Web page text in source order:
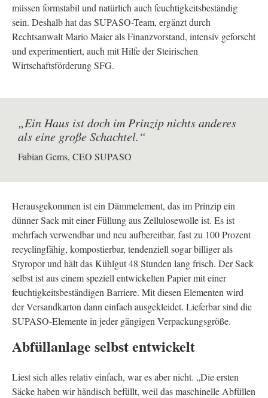
müssen formstabil und natürlich auch feuchtigkeitsbeständig
sein. Deshalb hat das SUPASO-Team, ergänzt durch
Rechtsanwalt Mario Maier als Finanzvorstand, intensiv geforscht
und experimentiert, auch mit Hilfe der Steirischen
Wirtschaftsförderung SFG.
„Ein Haus ist doch im Prinzip nichts anderes
als eine große Schachtel.“
Fabian Gems, CEO SUPASO
Herausgekommen ist ein Dämmelement, das im Prinzip ein
dünner Sack mit einer Füllung aus Zellulosewolle ist. Es ist
mehrfach verwendbar und neu aufbereitbar, fast zu 100 Prozent
recyclingfähig, kompostierbar, tendenziell sogar billiger als
Styropor und hält das Kühlgut 48 Stunden lang frisch. Der Sack
selbst ist aus einem speziell entwickelten Papier mit einer
feuchtigkeitsbeständigen Barriere. Mit diesen Elementen wird
der Versandkarton dann einfach ausgekleidet. Lieferbar sind die
SUPASO-Elemente in jeder gängigen Verpackungsgröße.
Abfüllanlage selbst entwickelt
Liest sich alles relativ einfach, war es aber nicht. „Die ersten
Säcke haben wir händisch befüllt, weil das maschinelle Abfüllen